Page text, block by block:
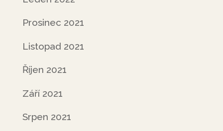
Prosinec 2021
Listopad 2021
Říjen 2021
Září 2021
Srpen 2021